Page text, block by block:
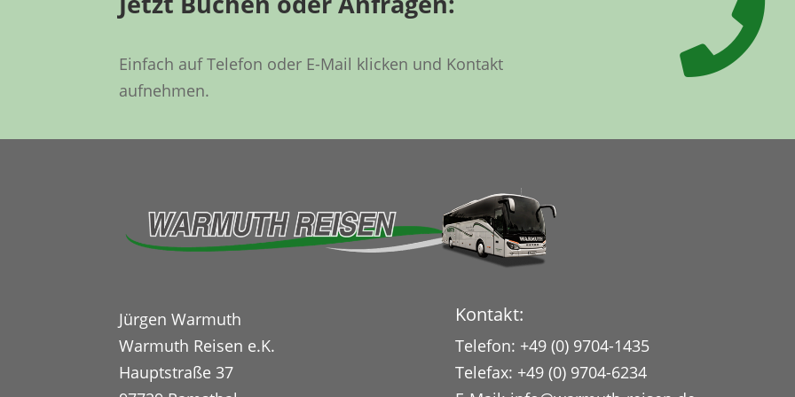
Einfach auf Telefon oder E-Mail klicken und Kontakt
aufnehmen.

Jürgen Warmuth
Warmuth Reisen e.K.
Hauptstraße 37
Kontakt:
Telefon: +49 (0) 9704-1435
Telefax: +49 (0) 9704-6234